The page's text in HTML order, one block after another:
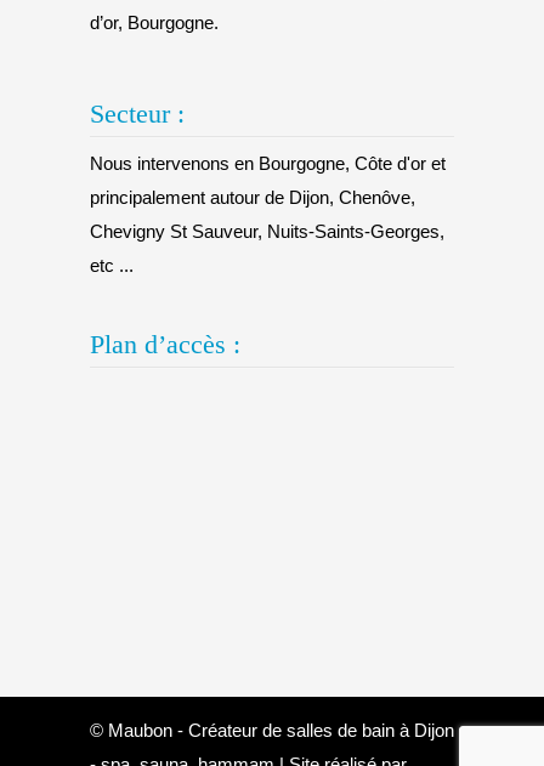
d’or, Bourgogne.
Secteur :
Nous intervenons en Bourgogne, Côte d'or et
principalement autour de Dijon, Chenôve,
Chevigny St Sauveur, Nuits-Saints-Georges,
etc ...
Plan d’accès :
© Maubon - Créateur de salles de bain à Dijon